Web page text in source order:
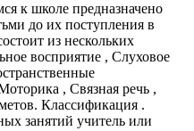
к школе предназначено
до их поступления в
из нескольких
восприятие , Слуховое
, Связная речь ,
Классификация .
занятий учитель или